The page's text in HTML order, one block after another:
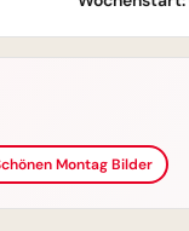
Montag Bilder